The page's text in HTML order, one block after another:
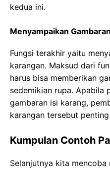
kedua ini.
Menyampaikan
Fungsi terakhir yaitu
karangan. Maksud dari
harus bisa memberikan
sedemikian rupa. Apabila
gambaran isi karang,
karangan tersebut
Kumpulan Contoh
Selanjutnya kita